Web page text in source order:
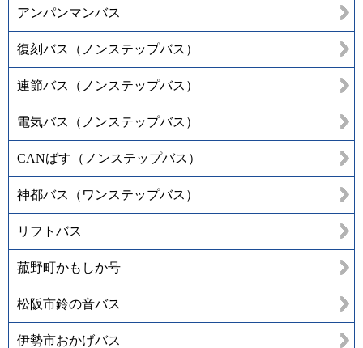
アンパンマンバス
復刻バス（ノンステップバス）
連節バス（ノンステップバス）
電気バス（ノンステップバス）
CANばす（ノンステップバス）
神都バス（ワンステップバス）
リフトバス
菰野町かもしか号
松阪市鈴の音バス
伊勢市おかげバス